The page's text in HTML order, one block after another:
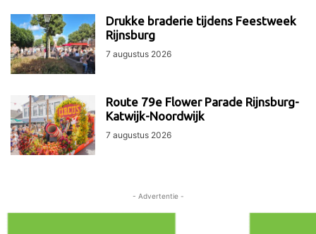
Drukke braderie tijdens Feestweek
Rijnsburg
7 augustus 2026
Route 79e Flower Parade Rijnsburg-
Katwijk-Noordwijk
7 augustus 2026
- Advertentie -